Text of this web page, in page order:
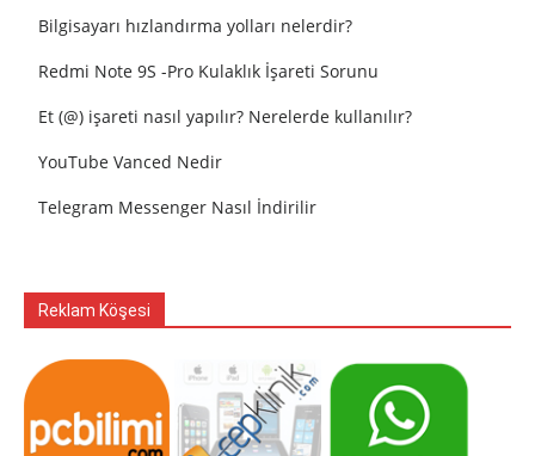
Bilgisayarı hızlandırma yolları nelerdir?
Redmi Note 9S -Pro Kulaklık İşareti Sorunu
Et (@) işareti nasıl yapılır? Nerelerde kullanılır?
YouTube Vanced Nedir
Telegram Messenger Nasıl İndirilir
Reklam Köşesi